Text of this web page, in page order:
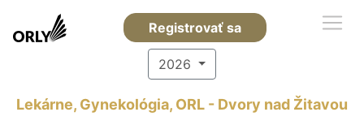
Registrovať sa
2026
Lekárne, Gynekológia, ORL - Dvory nad Žitavou